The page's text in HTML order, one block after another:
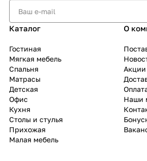
Каталог
Гостиная
Мягкая мебель
Спальня
Матрасы
Детская
Офис
Кухня
Столы и стулья
Прихожая
Малая мебель
О
Акции
Наши